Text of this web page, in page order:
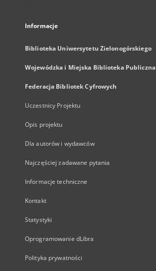
Informacje
Biblioteka Uniwersytetu Zielonogórskiego
Wojewódzka i Miejska Biblioteka Publiczna
Federacja Bibliotek Cyfrowych
Uczestnicy Projektu
Opis projektu
Dla autorów i wydawców
Najczęściej zadawane pytania
Informacje techniczne
Kontakt
Statystyki
Oprogramowanie dLibra
Polityka prywatności